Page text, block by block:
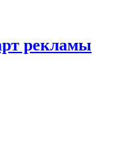
рекламы